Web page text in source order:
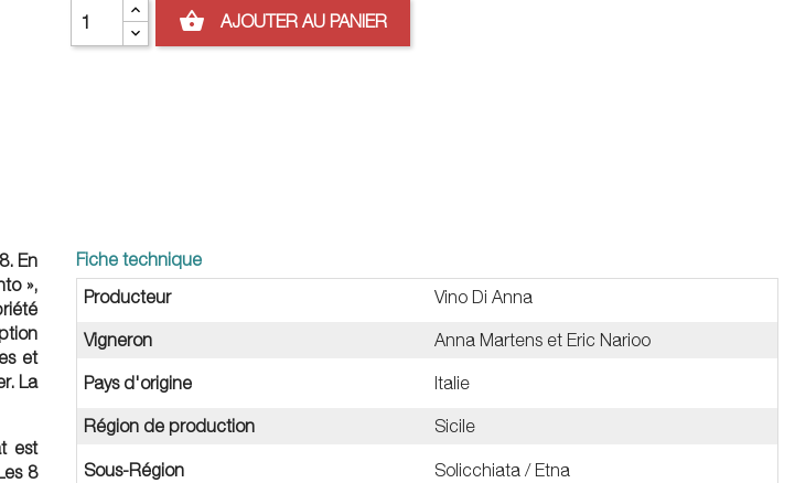
shopping_basket AJOUTER AU PANIER
En
»,
et
La
est
8
Fiche technique
Producteur
Vino Di Anna
Vigneron Anna Martens et Eric Narioo
Pays d'origine Italie
Région de production Sicile
Sous-Région Solicchiata / Etna